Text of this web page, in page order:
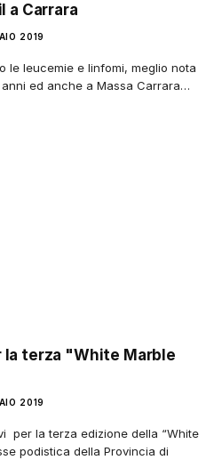
a Carrara
2019
le leucemie e linfomi, meglio nota
ed anche a Massa Carrara…
la terza "White Marble
2019
per la terza edizione della “White
podistica della Provincia di